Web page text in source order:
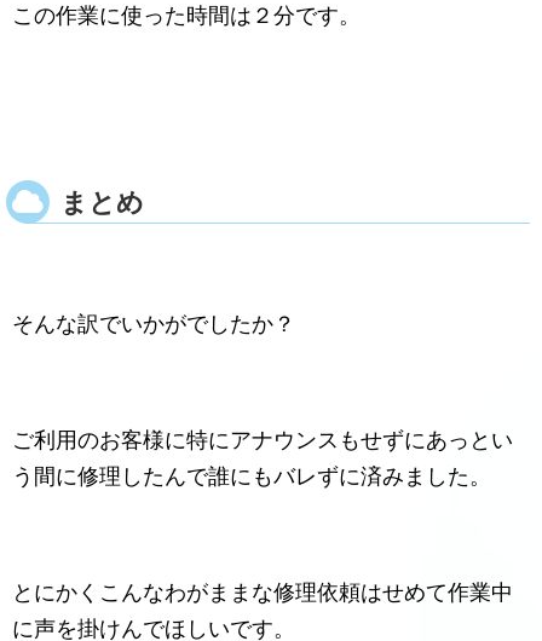
この作業に使った時間は２分です。
まとめ
そんな訳でいかがでしたか？
ご利用のお客様に特にアナウンスもせずにあっとい
う間に修理したんで誰にもバレずに済みました。
とにかくこんなわがままな修理依頼はせめて作業中
に声を掛けんでほしいです。